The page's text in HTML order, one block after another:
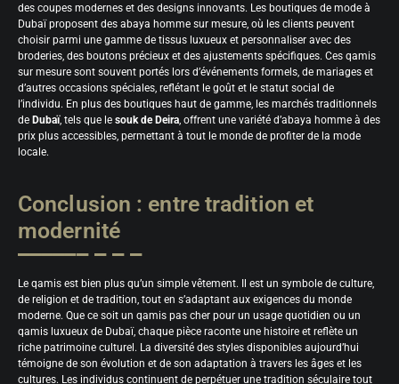
des coupes modernes et des designs innovants. Les boutiques de mode à
Dubaï proposent des abaya homme sur mesure, où les clients peuvent
choisir parmi une gamme de tissus luxueux et personnaliser avec des
broderies, des boutons précieux et des ajustements spécifiques. Ces qamis
sur mesure sont souvent portés lors d’événements formels, de mariages et
d’autres occasions spéciales, reflétant le goût et le statut social de
l’individu. En plus des boutiques haut de gamme, les marchés traditionnels
de Dubaï, tels que le souk de Deira , offrent une variété d’abaya homme à des
prix plus accessibles, permettant à tout le monde de profiter de la mode
locale.
Conclusion : entre tradition et
modernité
Le qamis est bien plus qu’un simple vêtement. Il est un symbole de culture,
de religion et de tradition, tout en s’adaptant aux exigences du monde
moderne. Que ce soit un qamis pas cher pour un usage quotidien ou un
qamis luxueux de Dubaï, chaque pièce raconte une histoire et reflète un
riche patrimoine culturel. La diversité des styles disponibles aujourd’hui
témoigne de son évolution et de son adaptation à travers les âges et les
cultures. Les individus continuent de perpétuer une tradition séculaire tout